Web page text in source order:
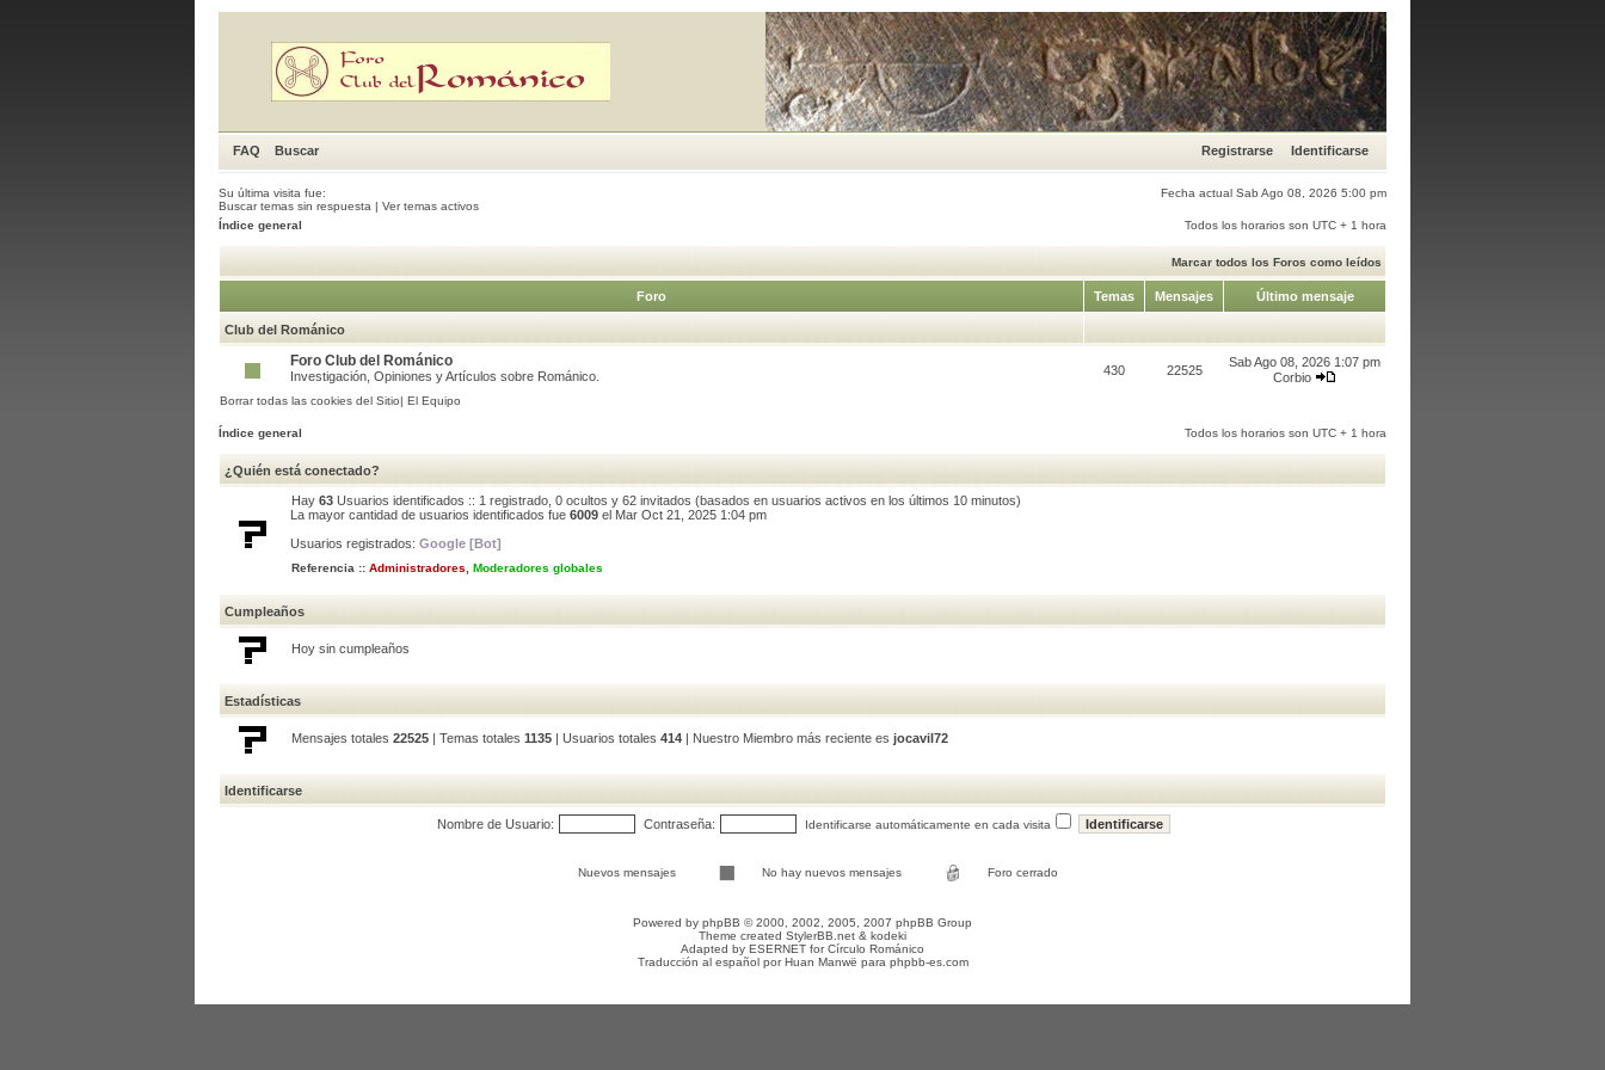
FAQ Buscar Registrarse Identificarse
Su última visita fue:
Fecha actual Sab Ago 08, 2026 5:00 pm
Buscar temas sin respuesta | Ver temas activos
Índice general
Todos los horarios son UTC + 1 hora
Marcar todos los Foros como leídos
Foro Temas Mensajes Último mensaje
Club del Románico
Foro Club del Románico
Investigación, Opiniones y Artículos sobre Románico. 430 22525
Sab Ago 08, 2026 1:07 pm
Corbio
Borrar todas las cookies del Sitio| El Equipo
Índice general Todos los horarios son UTC + 1 hora
¿Quién está conectado?
Hay 63 Usuarios identificados :: 1 registrado, 0 ocultos y 62 invitados (basados en usuarios activos en los últimos 10 minutos)
La mayor cantidad de usuarios identificados fue 6009 el Mar Oct 21, 2025 1:04 pm
Usuarios registrados: Google [Bot]
Referencia :: Administradores Moderadores globales
Cumpleaños
Hoy sin cumpleaños
Estadísticas
Mensajes totales 22525 | Temas totales 1135 | Usuarios totales 414 | Nuestro Miembro más reciente es jocavil72
Identificarse
Nombre de Usuario: Contraseña: Identificarse automáticamente en cada visita
Nuevos mensajes No hay nuevos mensajes Foro cerrado
Powered by phpBB © 2000, 2002, 2005, 2007 phpBB Group
Theme created StylerBB.net & kodeki
Adapted by ESERNET forCírculo Románico
Traducción al español porHuan Manwë para phpbb-es.com